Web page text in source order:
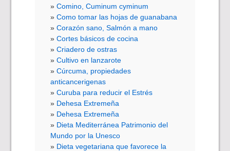
Comino, Cuminum cyminum
Como tomar las hojas de guanabana
Corazón sano, Salmón a mano
Cortes básicos de cocina
Criadero de ostras
Cultivo en lanzarote
Cúrcuma, propiedades
anticancerigenas
Curuba para reducir el Estrés
Dehesa Extremeña
Dehesa Extremeña
Dieta Mediterránea Patrimonio del
Mundo por la Unesco
Dieta vegetariana que favorece la